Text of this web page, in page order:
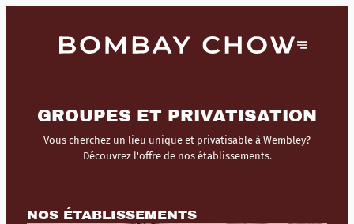
GROUPES ET PRIVATISATION
Vous cherchez un lieu unique et privatisable à Wembley?
Découvrez l'offre de nos établissements.
NOS ÉTABLISSEMENTS